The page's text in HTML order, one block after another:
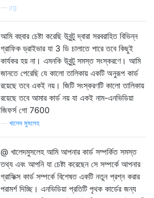
jrg
আমি বহুবার চেষ্টা করেছি উবুন্টু দ্বারা সরবরাহিত বিভিন্ন
গ্রাফিক ড্রাইভার যা 3 ডি চালাতে পারে তবে কিছুই
কার্যকর হয় না। এমনকি উবুন্টু সমস্ত সংস্করণে। আমি
জানতে পেরেছি যে কালো তালিকায় একটি অনুরূপ কার্ড
রয়েছে তবে একই নয়। জিটি সংস্করণটি কালো তালিকায়
রয়েছে তবে আমার কার্ড নয় যা একই নাম-এনভিডিয়া
জিফর্স গো 7600
খালেদ মুসলেহ
@ খালেদমুসলেহ আমি আপনার কার্ড সম্পর্কিত সমস্ত
তথ্য এবং আপনি যা চেষ্টা করেছেন সে সম্পর্কে আপনার
গ্রাফিক্স কার্ড সম্পর্কে বিশেষত একটি নতুন প্রশ্ন করার
পরামর্শ দিচ্ছি। এনভিডিয়া প্রতিটি পৃথক কার্ডের জন্য